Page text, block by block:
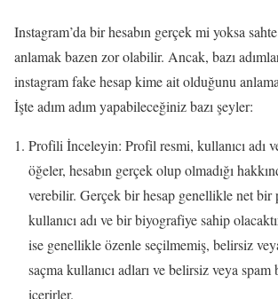
Instagram’da bir hesabın gerçek mi yoksa
anlamak bazen zor olabilir. Ancak, bazı
instagram fake hesap kime ait olduğunu
İşte adım adım yapabileceğiniz bazı şeyler:
Profili İnceleyin: Profil resmi, kullanıcı adı
öğeler, hesabın gerçek olup olmadığı
verebilir. Gerçek bir hesap genellikle net bir
kullanıcı adı ve bir biyografiye sahip
ise genellikle özenle seçilmemiş, belirsiz
saçma kullanıcı adları ve belirsiz veya
içerirler.